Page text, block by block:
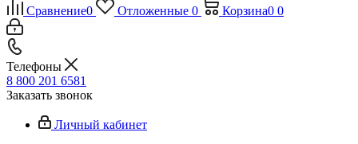
Сравнение0 Отложенные 0 Корзина0 0
Телефоны
8 800 201 6581
Заказать звонок
Личный кабинет